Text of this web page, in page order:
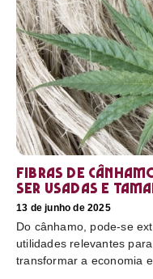
Fibras de
ser usadas e
13 de junho de 2025
Do cânhamo, pode-se
utilidades relevantes
transformar a economia